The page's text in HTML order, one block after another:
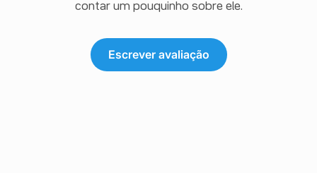
contar um pouquinho sobre ele.
Escrever avaliação